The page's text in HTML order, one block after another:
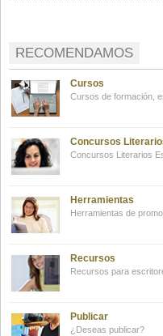
RECOMENDAMOS
Cursos
Cursos de formación,
Concursos
Concursos Literarios
Herramientas
Herramientas de
Recursos
Recursos para
Publicar
¿Deseas publicar?